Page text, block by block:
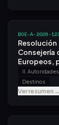
BOE-A-2026-
Resolución
Consejería
Europeos,
Personal
Procesal
Selectivo
Acceso
Destinos
Ver resumen→